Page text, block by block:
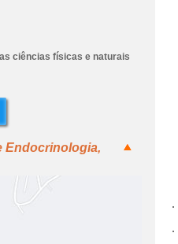
ciências físicas e naturais
Endocrinologia,